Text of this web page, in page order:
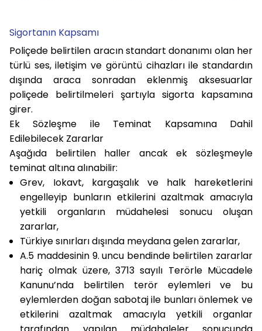
Sigortanın Kapsamı
Poliçede belirtilen aracın standart donanımı olan her
türlü ses, iletişim ve görüntü cihazları ile standardın
dışında araca sonradan eklenmiş aksesuarlar
poliçede belirtilmeleri şartıyla sigorta kapsamına
girer.
Ek Sözleşme ile Teminat Kapsamına Dahil
Edilebilecek Zararlar
Aşağıda belirtilen haller ancak ek sözleşmeyle
teminat altına alınabilir:
Grev, Iokavt, kargaşalık ve halk hareketlerini
engelleyip bunların etkilerini azaltmak amacıyla
yetkili organların müdahelesi sonucu oluşan
zararlar,
Türkiye sınırları dışında meydana gelen zararlar,
A.5 maddesinin 9. uncu bendinde belirtilen zararlar
hariç olmak üzere, 3713 sayılı Terörle Mücadele
Kanunu’nda belirtilen terör eylemleri ve bu
eylemlerden doğan sabotaj ile bunları önlemek ve
etkilerini azaltmak amacıyla yetkili organlar